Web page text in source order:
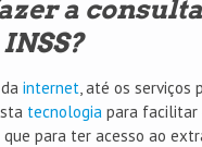
a
internet, até os serviços
tecnologia para facilitar
que para ter acesso ao